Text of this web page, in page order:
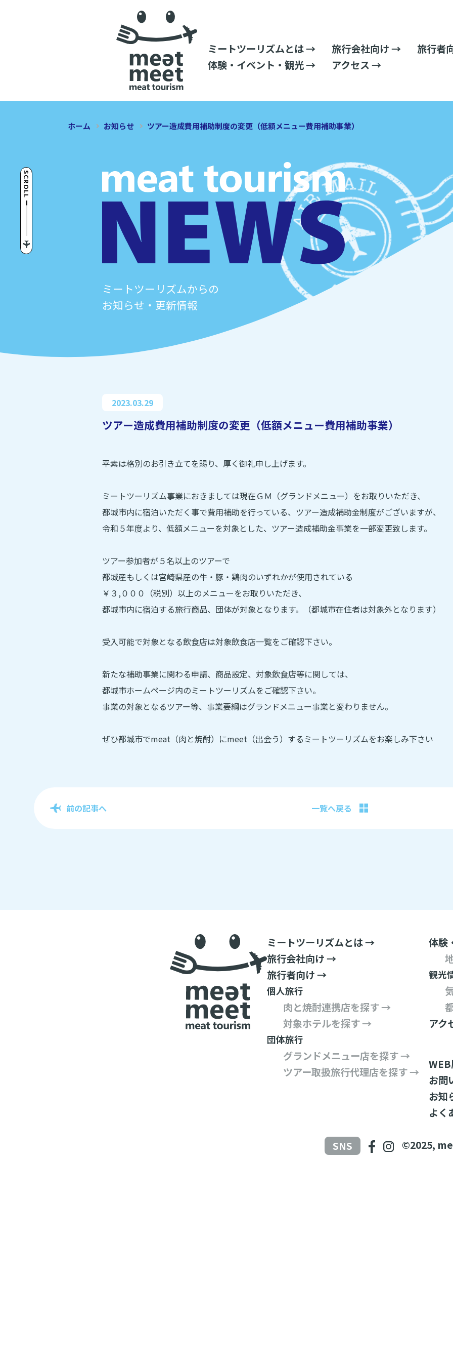
ミートツーリズムとは → 旅行会社向け →
旅行者
体験・イベント・観光 →
アクセス →
SCROLL
ホーム お知らせ ツアー造成費用補助制度の変更（低額メニュー費用補助事業）
ミートツーリズムからの
お知らせ・更新情報
2023.03.29
ツアー造成費用補助制度の変更（低額メニュー費用補助事業）
平素は格別のお引き立てを賜り、厚く御礼申し上げます。
ミートツーリズム事業におきましては現在ＧＭ（グランドメニュー）をお取りいただき、
都城市内に宿泊いただく事で費用補助を行っている、ツアー造成補助金制度がございますが、
令和５年度より、低額メニューを対象とした、ツアー造成補助金事業を一部変更致します。
ツアー参加者が５名以上のツアーで
都城産もしくは宮崎県産の牛・豚・鶏肉のいずれかが使用されている
￥３,０００（税別）以上のメニューをお取りいただき、
都城市内に宿泊する旅行商品、団体が対象となります。（都城市在住者は対象外となります）
受入可能で対象となる飲食店は対象飲食店一覧をご確認下さい。
新たな補助事業に関わる申請、商品設定、対象飲食店等に関しては、
都城市ホームページ内のミートツーリズムをご確認下さい。
事業の対象となるツアー等、事業要綱はグランドメニュー事業と変わりません。
ぜひ都城市でmeat（肉と焼酎）にmeet（出会う）するミートツーリズムをお楽しみ下さい
前の記事へ 一覧へ戻る
ミートツーリズムとは →
旅行会社向け →
旅行者向け →
個人旅行
肉と焼酎連携店を探す →
対象ホテルを探す →
団体旅行
グランドメニュー店を探す →
ツアー取扱旅行代理店を探す →
体験
観光
アク
お問
お知
よく
SNS ©2025,